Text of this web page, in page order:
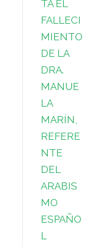
TA EL
FALLECI
MIENTO
DE LA
DRA.
MANUE
LA
MARÍN,
REFERE
NTE
DEL
ARABIS
MO
ESPAÑO
L